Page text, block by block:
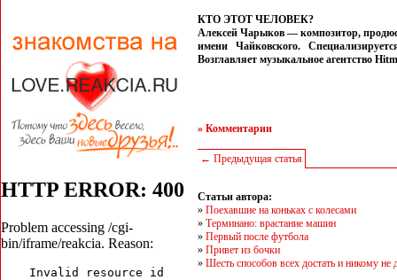
КТО ЭТОТ ЧЕЛОВЕК?
Алексей Чарыков — композитор,
имени Чайковского.
Возглавляет музыкальное агентство
» Комментарии
← Предыдущая статья
Статьи автора:
» Поехавшие на коньках с колесами
» Терминано: врастание машин
» Первый после футбола
» Привет из бочки
» Шесть способов всех достать и никому не